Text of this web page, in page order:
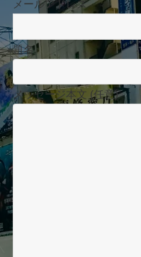
メールアドレス
題名
メッセージ本文 (任意)